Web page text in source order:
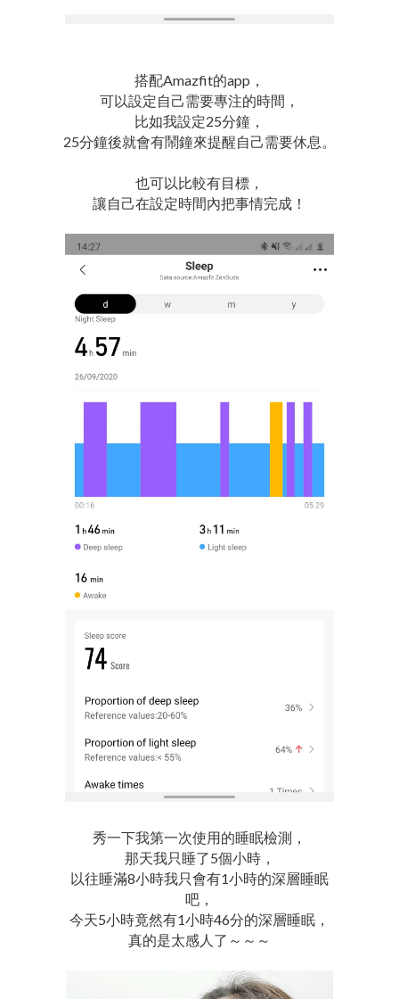
搭配Amazfit的app，
可以設定自己需要專注的時間，
比如我設定25分鐘，
25分鐘後就會有鬧鐘來提醒自己需要休息。
也可以比較有目標，
讓自己在設定時間內把事情完成！
秀一下我第一次使用的睡眠檢測，
那天我只睡了5個小時，
以往睡滿8小時我只會有1小時的深層睡眠
吧，
今天5小時竟然有1小時46分的深層睡眠，
真的是太感人了～～～